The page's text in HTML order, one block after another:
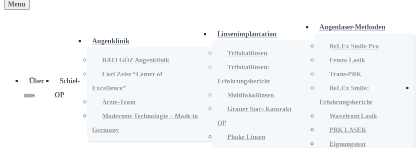
Menu
Über
uns
Schiel-
OP
Augenklinik
BATI GÖZ Augenklinik
Carl Zeiss “Center of
Excellence”
Ärzte-Team
Modernste Technologie – Made in
Germany
Linsenimplantation
Trifokallinsen
Trifokallinsen:
Erfahrungsbericht
Multifokallinsen
Grauer Star- Katarakt
OP
Phake Linsen
Augenlaser-Methoden
ReLEx Smile Pro
Femto Lasik
Trans-PRK
ReLEx Smile:
Erfahrungsbericht
Wavefront Lasik
PRK LASEK
Eignungstest